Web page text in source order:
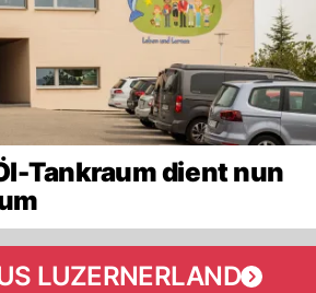
Tankraum dient nun
LUZERNERLAND